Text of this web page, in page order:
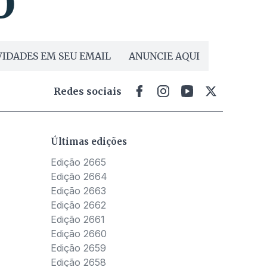
EM SEU EMAIL ANUNCIE AQUI
Redes sociais
Últimas edições
Edição 2665
Edição 2664
Edição 2663
Edição 2662
Edição 2661
Edição 2660
Edição 2659
Edição 2658